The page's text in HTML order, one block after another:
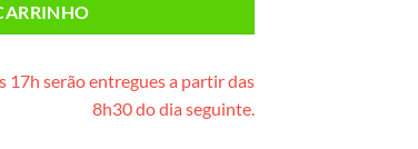
17h serão entregues a partir das
8h30 do dia seguinte.